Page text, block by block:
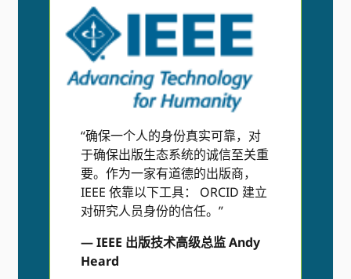
“确保一个人的身份真实可靠，对
于确保出版生态系统的诚信至关重
要。作为一家有道德的出版商，
IEEE 依靠以下工具： ORCID 建立
对研究人员身份的信任。”
— IEEE 出版技术高级总监 Andy
Heard